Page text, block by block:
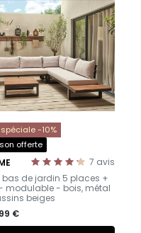
-10%
offerte
7 avis
bas de jardin 5 places +
modulable - bois, métal
beiges
€